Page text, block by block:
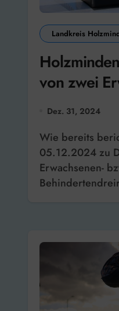
Landkreis
von zwei
Beide
Dez. 31, 2024
Wie bereits berichtet, kam es vermutlich am
05.12.2024 zu
Erwachsenen-